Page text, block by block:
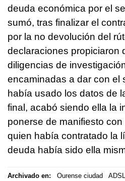
deuda económica por el
sumó, tras finalizar el
por la no devolución del
declaraciones propiciaron
diligencias de
encaminadas a dar con el
había usado los datos de
final, acabó siendo ella la
ponerse de manifiesto
quien había contratado la
deuda había sido ella
Archivado en: Ourense ciudad ADSL